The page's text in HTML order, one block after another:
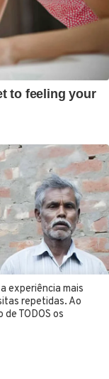
experiência mais
repetidas. Ao
TODOS os